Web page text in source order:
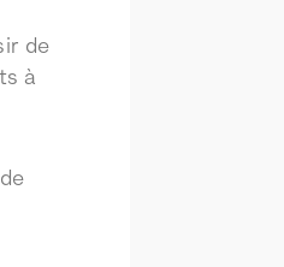
de
à